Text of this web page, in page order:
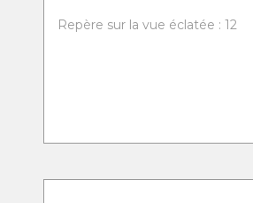
Repère sur la vue éclatée : 12